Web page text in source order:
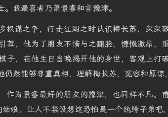
我最喜者乃萧景睿和言豫津。
权谋之争，行走江湖之时认识梅长苏，深深
荐，他为了朋友不惜与之翻脸，慷慨激昂，
子，在他生日当晚揭开他的身世，客观上打
仍然能够尊重真相，理解梅长苏，宽容和原谅
作为景睿最好的朋友的豫津，也同样不凡。
娘，让人不禁设想这恐怕是一个纨绔子弟吧